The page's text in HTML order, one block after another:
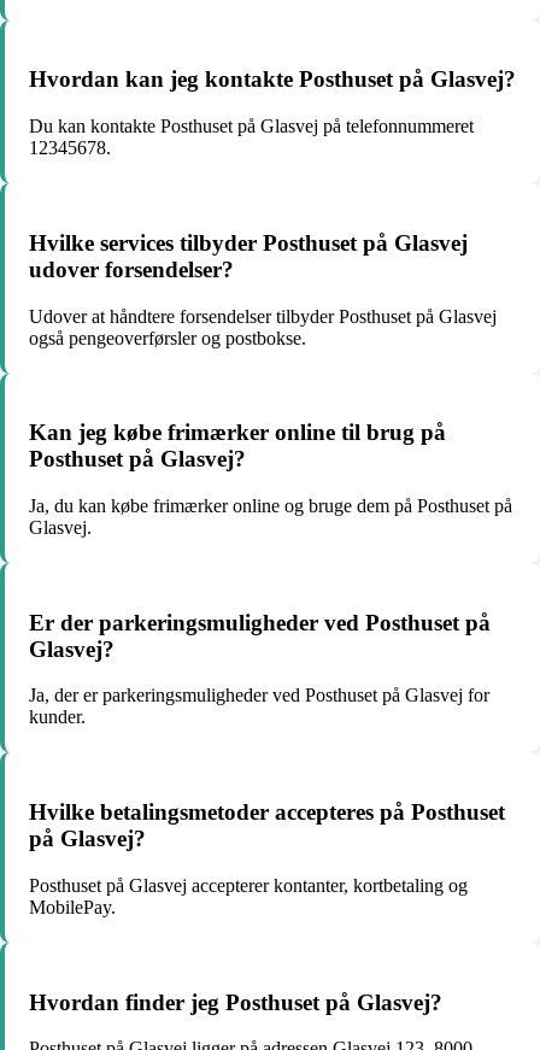
Hvordan kan jeg kontakte Posthuset på Glasvej?
Du kan kontakte Posthuset på Glasvej på telefonnummeret
12345678.
Hvilke services tilbyder Posthuset på Glasvej
udover forsendelser?
Udover at håndtere forsendelser tilbyder Posthuset på Glasvej
også pengeoverførsler og postbokse.
Kan jeg købe frimærker online til brug på
Posthuset på Glasvej?
Ja, du kan købe frimærker online og bruge dem på Posthuset på
Glasvej.
Er der parkeringsmuligheder ved Posthuset på
Glasvej?
Ja, der er parkeringsmuligheder ved Posthuset på Glasvej for
kunder.
Hvilke betalingsmetoder accepteres på Posthuset
på Glasvej?
Posthuset på Glasvej accepterer kontanter, kortbetaling og
MobilePay.
Hvordan finder jeg Posthuset på Glasvej?